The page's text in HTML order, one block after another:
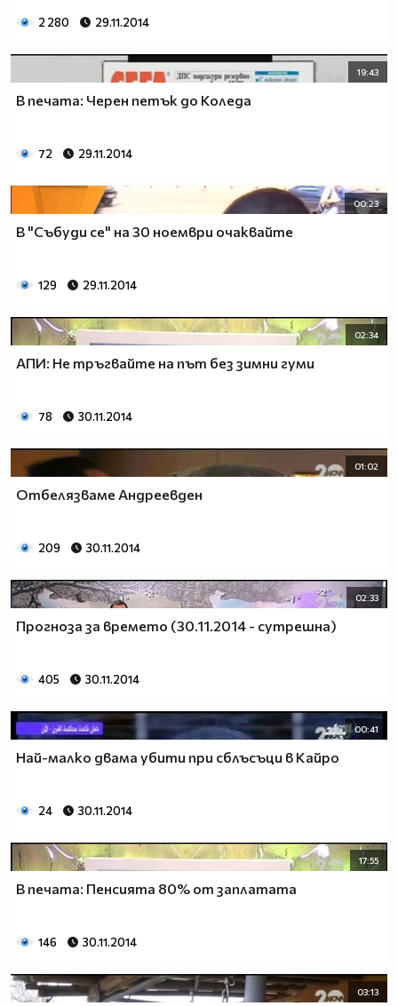
2 280 29.11.2014
19:43
В печата: Черен петък до Коледа
72 29.11.2014
00:23
В "Събуди се" на 30 ноември очаквайте
129 29.11.2014
02:34
АПИ: Не тръгвайте на път без зимни гуми
78 30.11.2014
01:02
Отбелязваме Андреевден
209 30.11.2014
02:33
Прогноза за времето (30.11.2014 - сутрешна)
405 30.11.2014
00:41
Най-малко двама убити при сблъсъци в Кайро
24 30.11.2014
17:55
В печата: Пенсията 80% от заплатата
146 30.11.2014
03:13